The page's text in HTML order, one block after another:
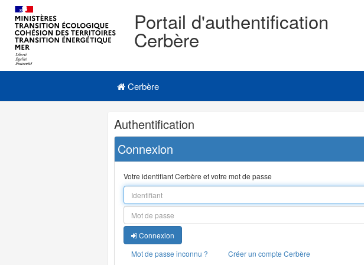
Portail d'authentification
Cerbère
Navigation
Menu principal
Cerbère
Navigation
et
outils
annexes
Authentification
Connexion
Votre identifiant Cerbère et votre mot de passe
Connexion
Mot de passe inconnu ?
Créer un compte Cerbère